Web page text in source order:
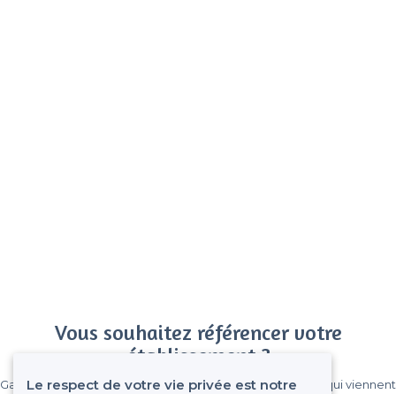
Vous souhaitez référencer votre
établissement ?
Gagnez de nombreux clients parmi le million de visiteurs qui viennent
Le respect de votre vie privée est notre